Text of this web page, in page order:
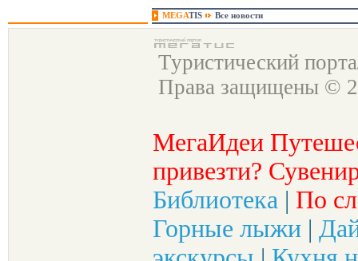
MEGATIS Все новости
Туристический
Права защищены ©
МегаИдеи
привезти?
Библиотека | По
Горные лыжи |